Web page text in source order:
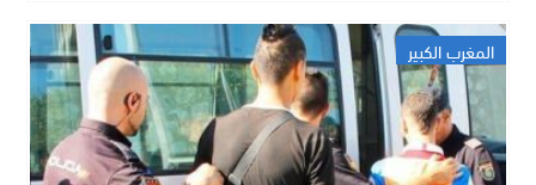
المغرب الكبير